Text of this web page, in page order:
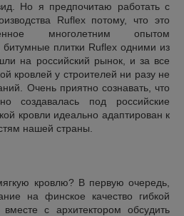
Но я предпочитаю работать с
Ruflex потому, что это
многолетним опытом
битумные плитки Ruflex одними из
на российский рынок, и за все
кровлей у строителей ни разу не
Очень приятно сознавать, что
создавалась под российские
кровли идеально адаптирован к
нашей страны.
кровлю? В первую очередь,
на финское качество гибкой
с архитектором обсудить